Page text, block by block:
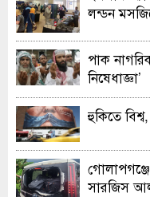
লন্ডন
পাক
নিষেধাজ্ঞা’
হুকিতে
সারজিস